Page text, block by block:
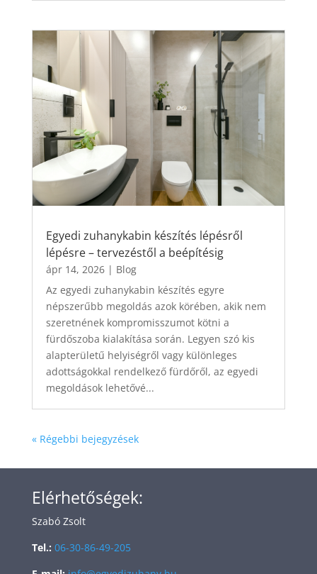
Egyedi zuhanykabin készítés lépésről
lépésre – tervezéstől a beépítésig
ápr 14, 2026| Blog
Az egyedi zuhanykabin készítés egyre
népszerűbb megoldás azok körében, akik nem
szeretnének kompromisszumot kötni a
fürdőszoba kialakítása során. Legyen szó kis
alapterületű helyiségről vagy különleges
adottságokkal rendelkező fürdőről, az egyedi
megoldások lehetővé...
« Régebbi bejegyzések
Elérhetőségek:
Szabó Zsolt
Tel.: 06-30-86-49-205